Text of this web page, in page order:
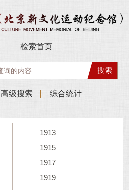
检索首页
高级搜索 综合统计
1913
1915
1917
1919